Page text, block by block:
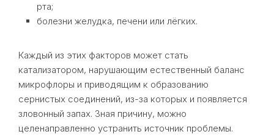
рта;
болезни желудка, печени или лёгких.
Каждый из этих факторов может стать
катализатором, нарушающим естественный баланс
микрофлоры и приводящим к образованию
сернистых соединений, из-за которых и появляется
зловонный запах. Зная причину, можно
целенаправленно устранить источник проблемы.